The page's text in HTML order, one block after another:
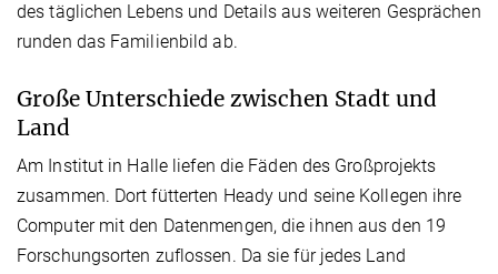
des täglichen Lebens und Details aus weiteren Gesprächen
runden das Familienbild ab.
Große Unterschiede zwischen Stadt und
Land
Am Institut in Halle liefen die Fäden des Großprojekts
zusammen. Dort fütterten Heady und seine Kollegen ihre
Computer mit den Datenmengen, die ihnen aus den 19
Forschungsorten zuflossen. Da sie für jedes Land